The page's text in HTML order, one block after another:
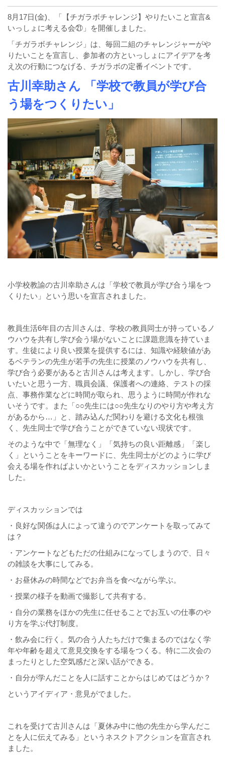
8月17日(金)、「【チガラボチャレンジ】やりたいこと宣言&
いっしょに考える会㉑」を開催しました。
「チガラボチャレンジ」は、毎回二組のチャレンジャーがや
りたいことを宣言し、参加者の方といっしょにアイデアを考
え次の行動につなげる、チガラボの定番イベントです。
古川幸助さん 「学校で教員が学び合
う場をつくりたい」
小学校教諭の古川幸助さんは「学校で教員が学び合う場をつ
くりたい」という思いを宣言されました。
教員生活6年目の古川さんは、学校の教員同士が持っているノ
ウハウを共有し学び会う場がないことに課題意識を持ていま
す。生徒により良い授業を提供するには、知識や経験値があ
るベテランの先生が若手の先生に授業のノウハウを共有し、
学び合う必要があると古川さんは考えます。しかし、学び合
いたいと思う一方、職員会議、保護者への連絡、テストの採
点、事務作業などに時間が取られ、思うように時間が作れな
いそうです。また「○○先生には○○先生なりのやり方や考え方
があるから…」と、踏み込んだ関わりを避ける文化も根強
く、先生同士で学び合うことができていない現状です。
そのような中で「無理なく」「気持ちの良い距離感」「楽し
く」ということをキーワードに、先生同士がどのように学び
会える場を作ればよいかということをディスカッションしま
した。
ディスカッションでは
・良好な関係は人によって違うのでアンケートを取ってみて
は？
・アンケートなどもただの仕組みになってしまうので、日々
の雑談を大事にしてみる。
・お昼休みの時間などでお弁当を食べながら学ぶ。
・授業の様子を動画で撮影して共有する。
・自分の業務をほかの先生に任せることでお互いの仕事のや
り方を学ぶ代打制度。
・飲み会に行く。気の合う人たちだけで集まるのではなく学
年や年齢を超えて意見交換をする場をつくる。特に二次会の
まったりとした空気感だと深い話ができる。
・自分が学んだことを人に話すことからはじめてはどうか？
というアイディア・意見がでました。
これを受けて古川さんは「夏休み中に他の先生から学んだこ
とを人に伝えてみる」というネスクトアクションを宣言され
ました。